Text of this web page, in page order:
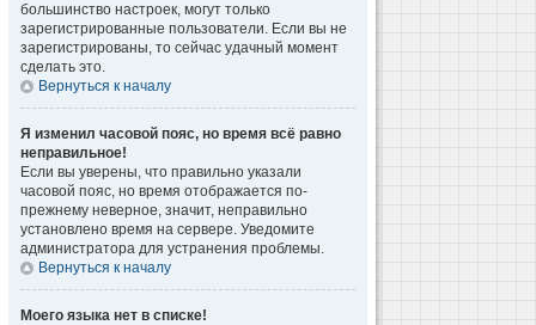
большинство настроек, могут только
зарегистрированные пользователи. Если вы не
зарегистрированы, то сейчас удачный момент
сделать это.
Вернуться к началу
Я изменил часовой пояс, но время всё равно
неправильное!
Если вы уверены, что правильно указали
часовой пояс, но время отображается по-
прежнему неверное, значит, неправильно
установлено время на сервере. Уведомите
администратора для устранения проблемы.
Вернуться к началу
Моего языка нет в списке!